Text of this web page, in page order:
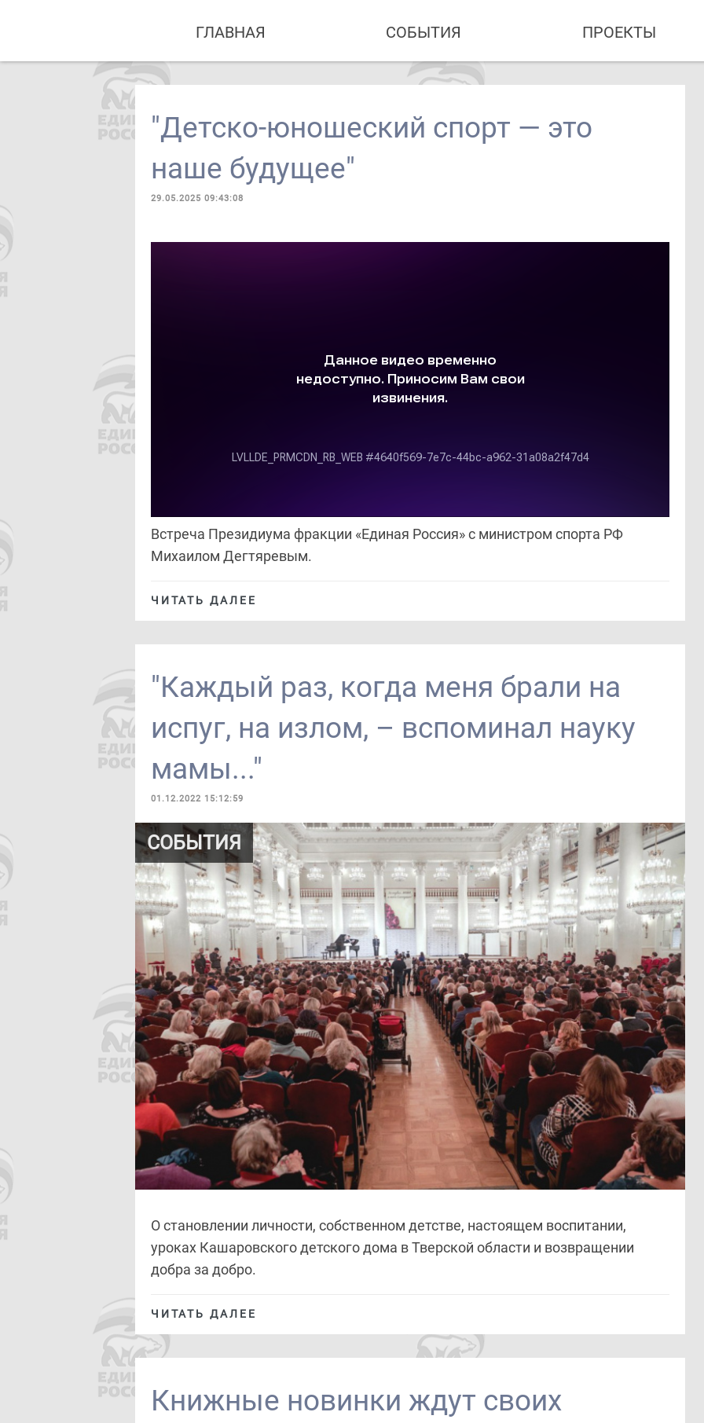
ГЛАВНАЯ СОБЫТИЯ ПРОЕКТЫ
"Детско-юношеский спорт — это
наше будущее"
29.05.2025 09:43:08
Встреча Президиума фракции «Единая Россия» с министром спорта РФ
Михаилом Дегтяревым.
ЧИТАТЬ ДАЛЕЕ
"Каждый раз, когда меня брали на
испуг, на излом, – вспоминал науку
мамы..."
01.12.2022 15:12:59
СОБЫТИЯ
О становлении личности, собственном детстве, настоящем воспитании,
уроках Кашаровского детского дома в Тверской области и возвращении
добра за добро.
ЧИТАТЬ ДАЛЕЕ
Книжные новинки ждут своих